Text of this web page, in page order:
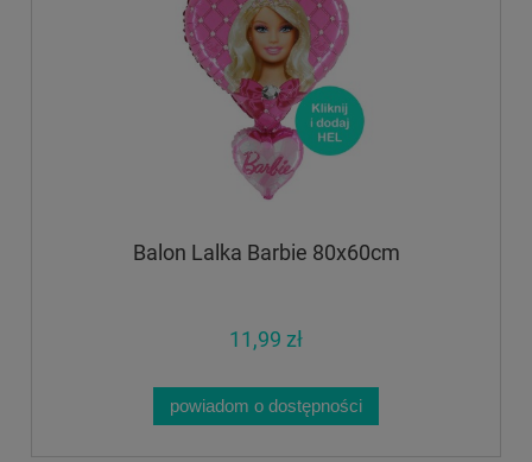
Balon Lalka Barbie 80x60cm
11,99 zł
powiadom o dostępności